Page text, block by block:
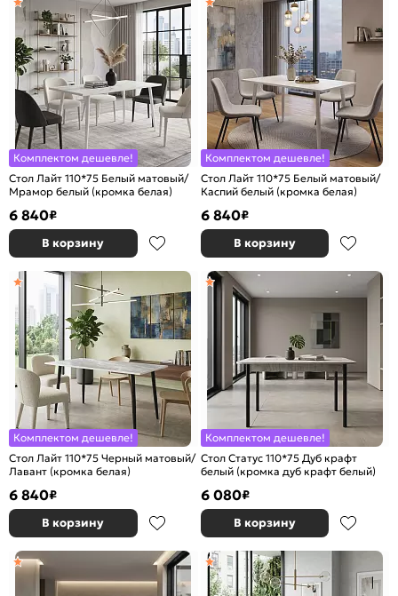
Комплектом дешевле!
Стол Лайт 110*75 Белый матовый/
Мрамор белый (кромка белая)
6 840₽
В корзину
Комплектом дешевле!
Стол Лайт 110*75 Белый матовый/
Каспий белый (кромка белая)
6 840₽
В корзину
Комплектом дешевле!
Стол Лайт 110*75 Черный матовый/
Лавант (кромка белая)
6 840₽
В корзину
Комплектом дешевле!
Стол Статус 110*75 Дуб крафт
белый (кромка дуб крафт белый)
6 080₽
В корзину